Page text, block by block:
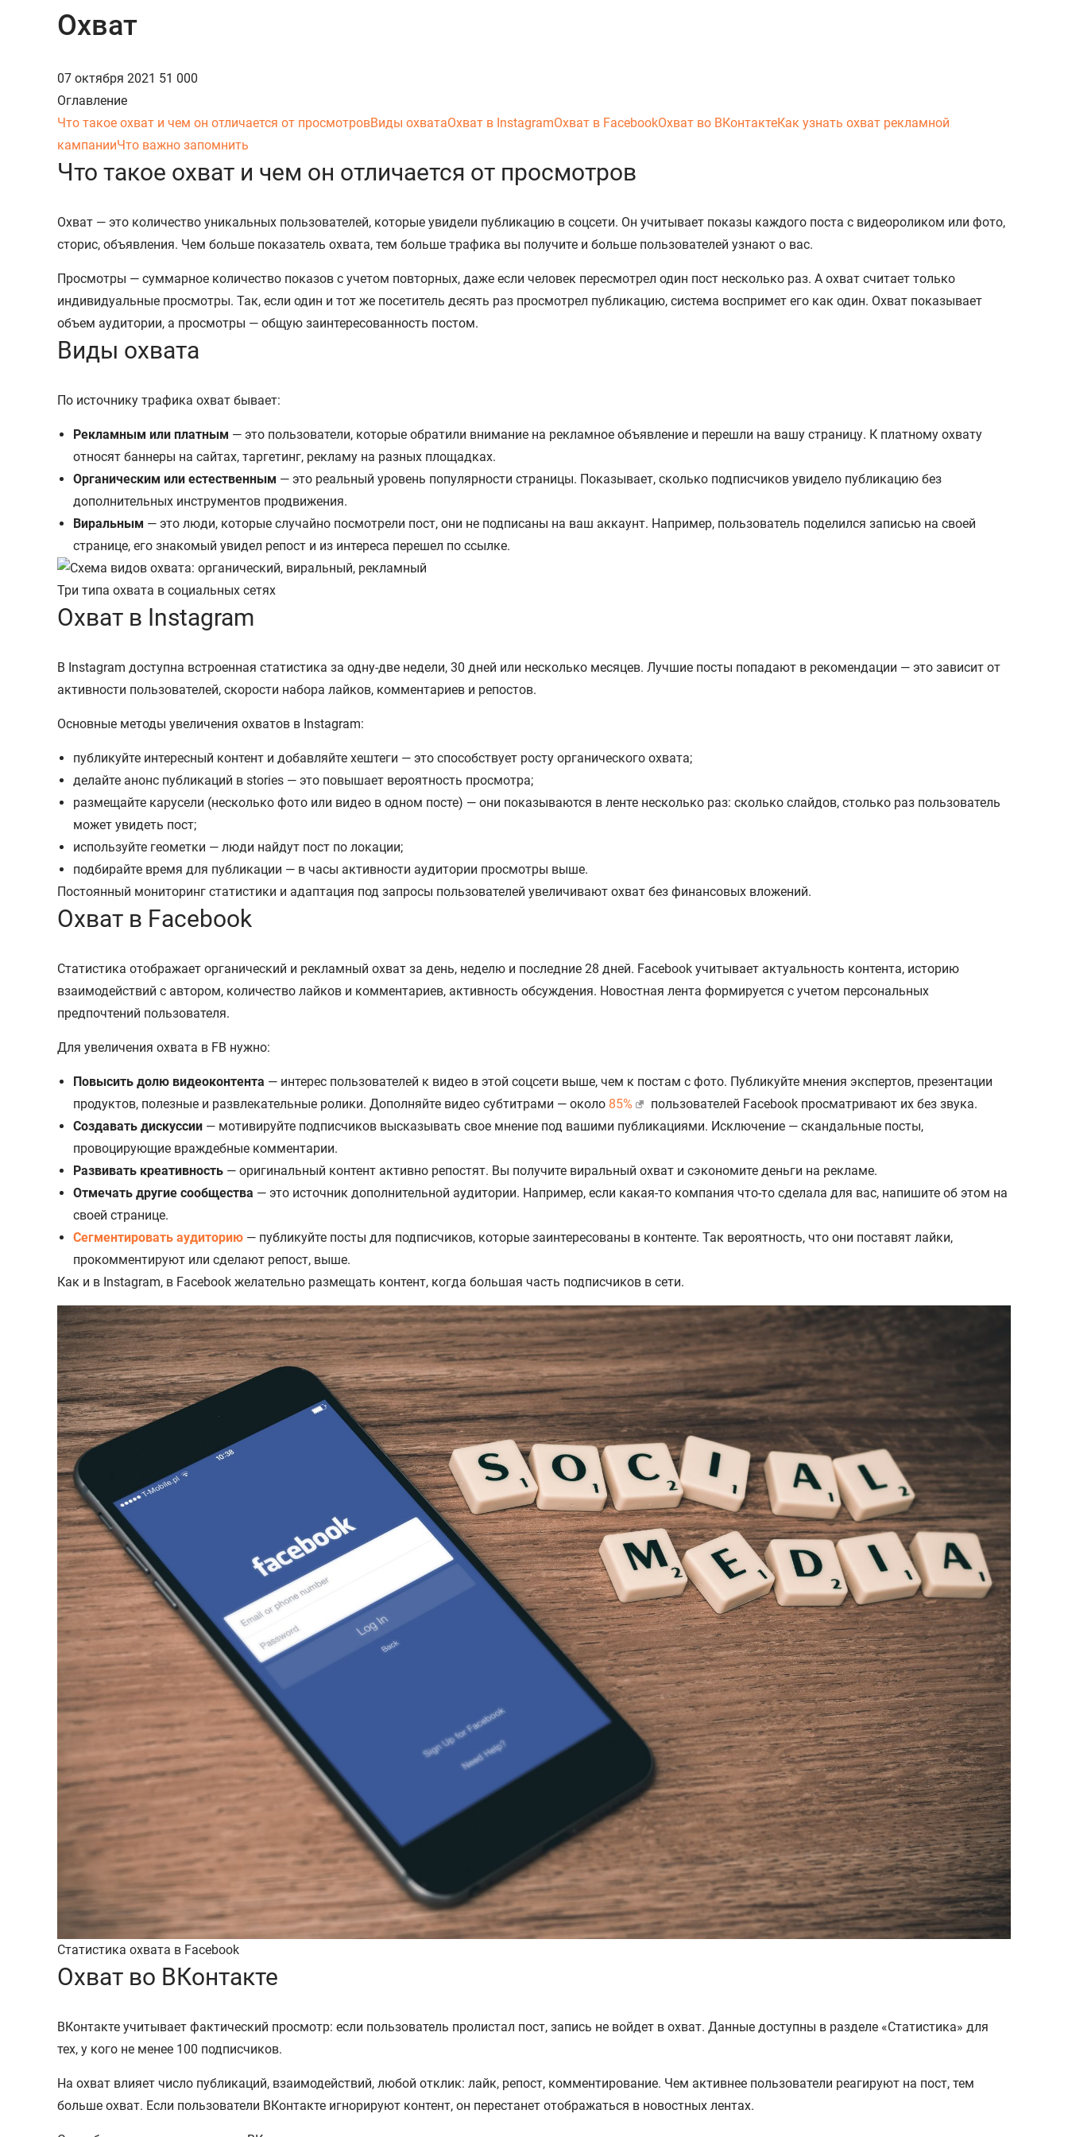
Охват
07 октября 2021 51 000
Оглавление
Что такое охват и чем он отличается от просмотровВиды охватаОхват в InstagramОхват в FacebookОхват во ВКонтактеКак узнать охват рекламной
кампанииЧто важно запомнить
Что такое охват и чем он отличается от просмотров
Охват — это количество уникальных пользователей, которые увидели публикацию в соцсети. Он учитывает показы каждого поста с видеороликом или фото,
сторис, объявления. Чем больше показатель охвата, тем больше трафика вы получите и больше пользователей узнают о вас.
Просмотры — суммарное количество показов с учетом повторных, даже если человек пересмотрел один пост несколько раз. А охват считает только
индивидуальные просмотры. Так, если один и тот же посетитель десять раз просмотрел публикацию, система воспримет его как один. Охват показывает
объем аудитории, а просмотры — общую заинтересованность постом.
Виды охвата
По источнику трафика охват бывает:
Рекламным или платным — это пользователи, которые обратили внимание на рекламное объявление и перешли на вашу страницу. К платному охвату
относят баннеры на сайтах, таргетинг, рекламу на разных площадках.
Органическим или естественным — это реальный уровень популярности страницы. Показывает, сколько подписчиков увидело публикацию без
дополнительных инструментов продвижения.
Виральным — это люди, которые случайно посмотрели пост, они не подписаны на ваш аккаунт. Например, пользователь поделился записью на своей
странице, его знакомый увидел репост и из интереса перешел по ссылке.
Три типа охвата в социальных сетях
Охват в Instagram
В Instagram доступна встроенная статистика за одну-две недели, 30 дней или несколько месяцев. Лучшие посты попадают в рекомендации — это зависит от
активности пользователей, скорости набора лайков, комментариев и репостов.
Основные методы увеличения охватов в Instagram:
публикуйте интересный контент и добавляйте хештеги — это способствует росту органического охвата;
делайте анонс публикаций в stories — это повышает вероятность просмотра;
размещайте карусели (несколько фото или видео в одном посте) — они показываются в ленте несколько раз: сколько слайдов, столько раз пользователь
может увидеть пост;
используйте геометки — люди найдут пост по локации;
подбирайте время для публикации — в часы активности аудитории просмотры выше.
Постоянный мониторинг статистики и адаптация под запросы пользователей увеличивают охват без финансовых вложений.
Охват в Facebook
Статистика отображает органический и рекламный охват за день, неделю и последние 28 дней. Facebook учитывает актуальность контента, историю
взаимодействий с автором, количество лайков и комментариев, активность обсуждения. Новостная лента формируется с учетом персональных
предпочтений пользователя.
Для увеличения охвата в FB нужно:
Повысить долю видеоконтента — интерес пользователей к видео в этой соцсети выше, чем к постам с фото. Публикуйте мнения экспертов, презентации
продуктов, полезные и развлекательные ролики. Дополняйте видео субтитрами — около 85%
пользователей Facebook просматривают их без звука.
Создавать дискуссии — мотивируйте подписчиков высказывать свое мнение под вашими публикациями. Исключение — скандальные посты,
провоцирующие враждебные комментарии.
Развивать креативность — оригинальный контент активно репостят. Вы получите виральный охват и сэкономите деньги на рекламе.
Отмечать другие сообщества — это источник дополнительной аудитории. Например, если какая-то компания что-то сделала для вас, напишите об этом на
своей странице.
Сегментировать аудиторию — публикуйте посты для подписчиков, которые заинтересованы в контенте. Так вероятность, что они поставят лайки,
прокомментируют или сделают репост, выше.
Как и в Instagram, в Facebook желательно размещать контент, когда большая часть подписчиков в сети.
Статистика охвата в Facebook
Охват во ВКонтакте
ВКонтакте учитывает фактический просмотр: если пользователь пролистал пост, запись не войдет в охват. Данные доступны в разделе «Статистика» для
тех, у кого не менее 100 подписчиков.
На охват влияет число публикаций, взаимодействий, любой отклик: лайк, репост, комментирование. Чем активнее пользователи реагируют на пост, тем
больше охват. Если пользователи ВКонтакте игнорируют контент, он перестанет отображаться в новостных лентах.